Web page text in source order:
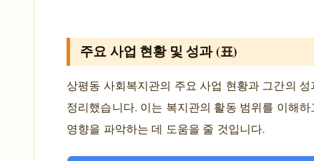
주요 사업 현황 및 성과 (표)
상평동 사회복지관의 주요 사업 현황과 그간의
정리했습니다. 이는 복지관의 활동 범위를 이해
영향을 파악하는 데 도움을 줄 것입니다.